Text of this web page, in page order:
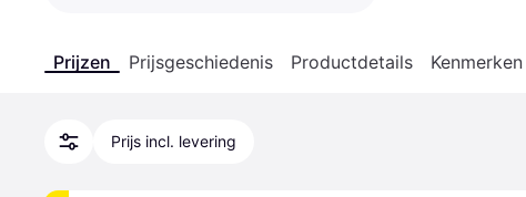
Prijzen Prijsgeschiedenis Productdetails Kenmerken
Prijs incl. levering